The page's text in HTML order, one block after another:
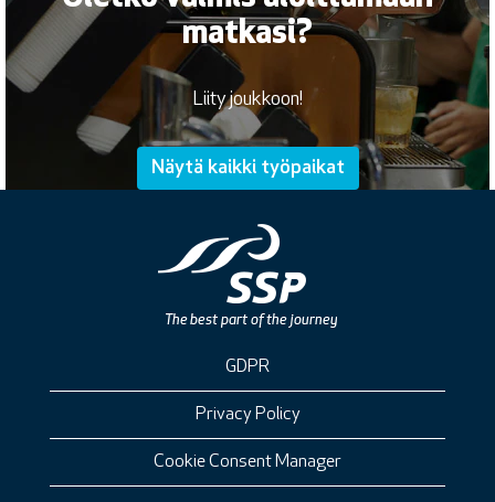
matkasi?
Liity joukkoon!
Näytä kaikki työpaikat
GDPR
Privacy Policy
Cookie Consent Manager